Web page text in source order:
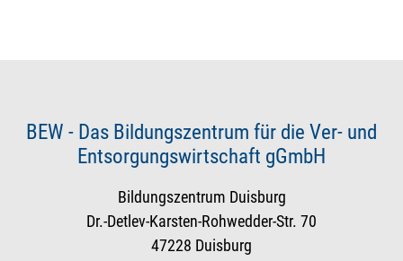
BEW - Das Bildungszentrum für die Ver- und
Entsorgungswirtschaft gGmbH
Bildungszentrum Duisburg
Dr.-Detlev-Karsten-Rohwedder-Str. 70
47228 Duisburg